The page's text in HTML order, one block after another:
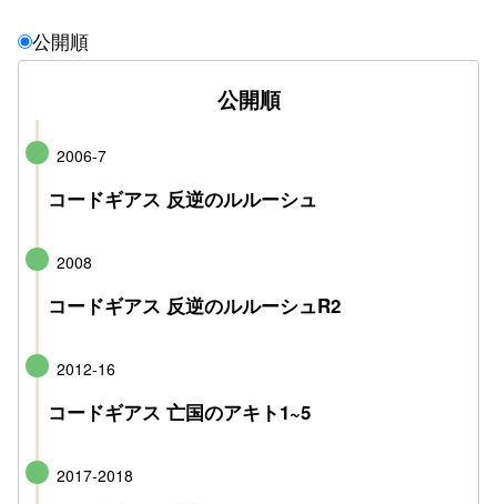
公開順
公開順
2006-7
コードギアス 反逆のルルーシュ
2008
コードギアス 反逆のルルーシュR2
2012-16
コードギアス 亡国のアキト1~5
2017-2018